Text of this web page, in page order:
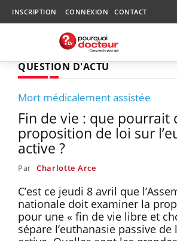
INSCRIPTION CONNEXION CONTACT
QUESTION D'ACTU
Mort médicalement assistée
Fin de vie : que pourrait
proposition de loi sur
active ?
Par Charlotte Arce
C’est ce jeudi 8 avril que
nationale doit examiner la
pour une « fin de vie libre et
sépare l’euthanasie passive de